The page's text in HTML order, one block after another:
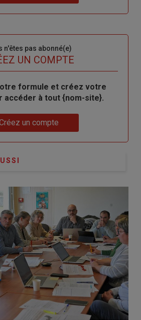
n'êtes pas abonné(e)
UN COMPTE
formule et créez votre
accéder à tout {nom-site}.
un compte